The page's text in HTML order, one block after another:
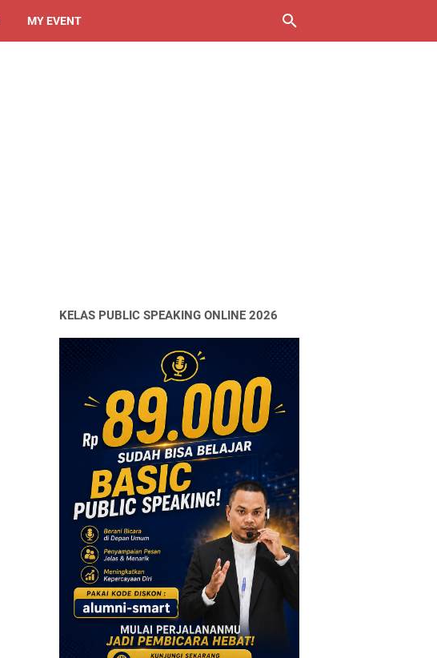
MY EVENT
KELAS PUBLIC SPEAKING ONLINE 2026